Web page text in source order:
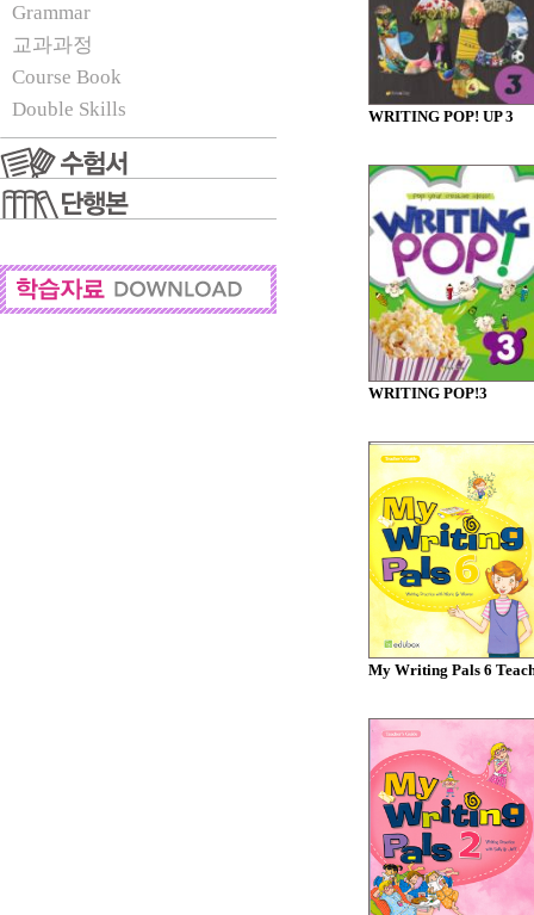
Grammar
교과과정
Course Book
Double Skills
WRITING POP! UP 3
WRITING POP!3
My Writing Pals 6